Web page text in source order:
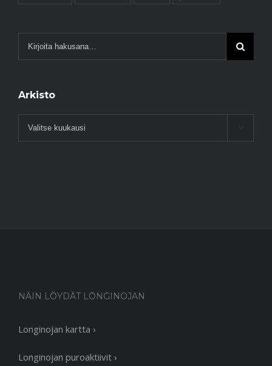
trout
urbannature vaelluskala
vantaanjoki
NÄIN LÖYDÄT LONGINOJAN